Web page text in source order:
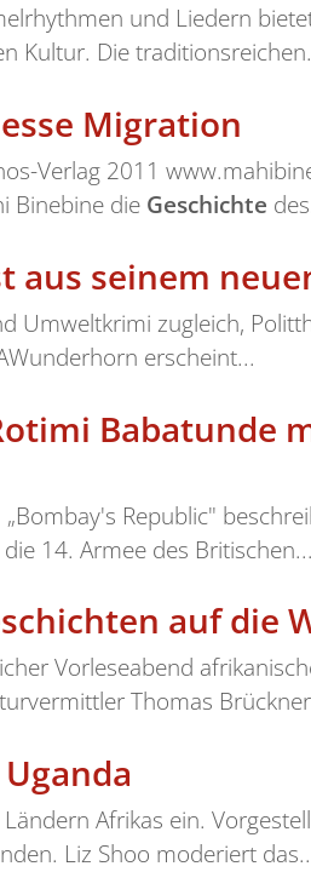
und Liedern
Kultur. Die
Migration
Verlag 2011
Binebine die Geschichte
aus seinem
Umweltkrimi zugleich,
erscheint...
Babatunde
Republic"
14. Armee des Britischen...
auf die
Vorleseabend
Thomas
Afrikas ein.
Liz Shoo moderiert